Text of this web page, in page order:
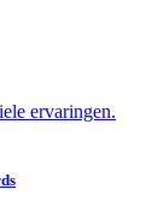
ervaringen.